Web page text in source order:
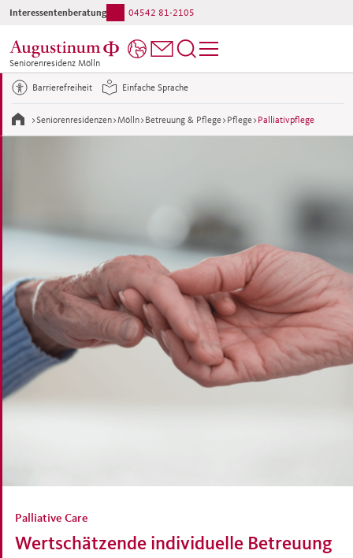
Seniorenresidenz Mölln
Interessentenberatung: 04542 81-2105
Ihr direkter Kontakt ins Haus: 04542 81-1
>Seniorenresidenzen>Mölln> Betreuung & Pflege> Pflege> Palliativpflege
Barrierefreiheit Einfache Sprache
Wertschätzende individuelle Betreuung
Palliative Care